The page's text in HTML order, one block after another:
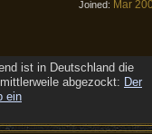
Joined: Mar
ist in Deutschland die
abgezockt: Der
ein